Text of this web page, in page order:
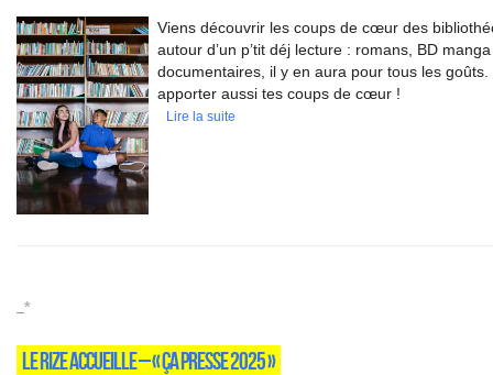
Viens découvrir les coups de cœur des
autour d’un p’tit déj lecture : romans, BD manga
documentaires, il y en aura pour tous les goûts.
apporter aussi tes coups de cœur !
Lire la suite
_*
LE RIZE ACCUEILLE – « ÇA PRESSE 2025 »